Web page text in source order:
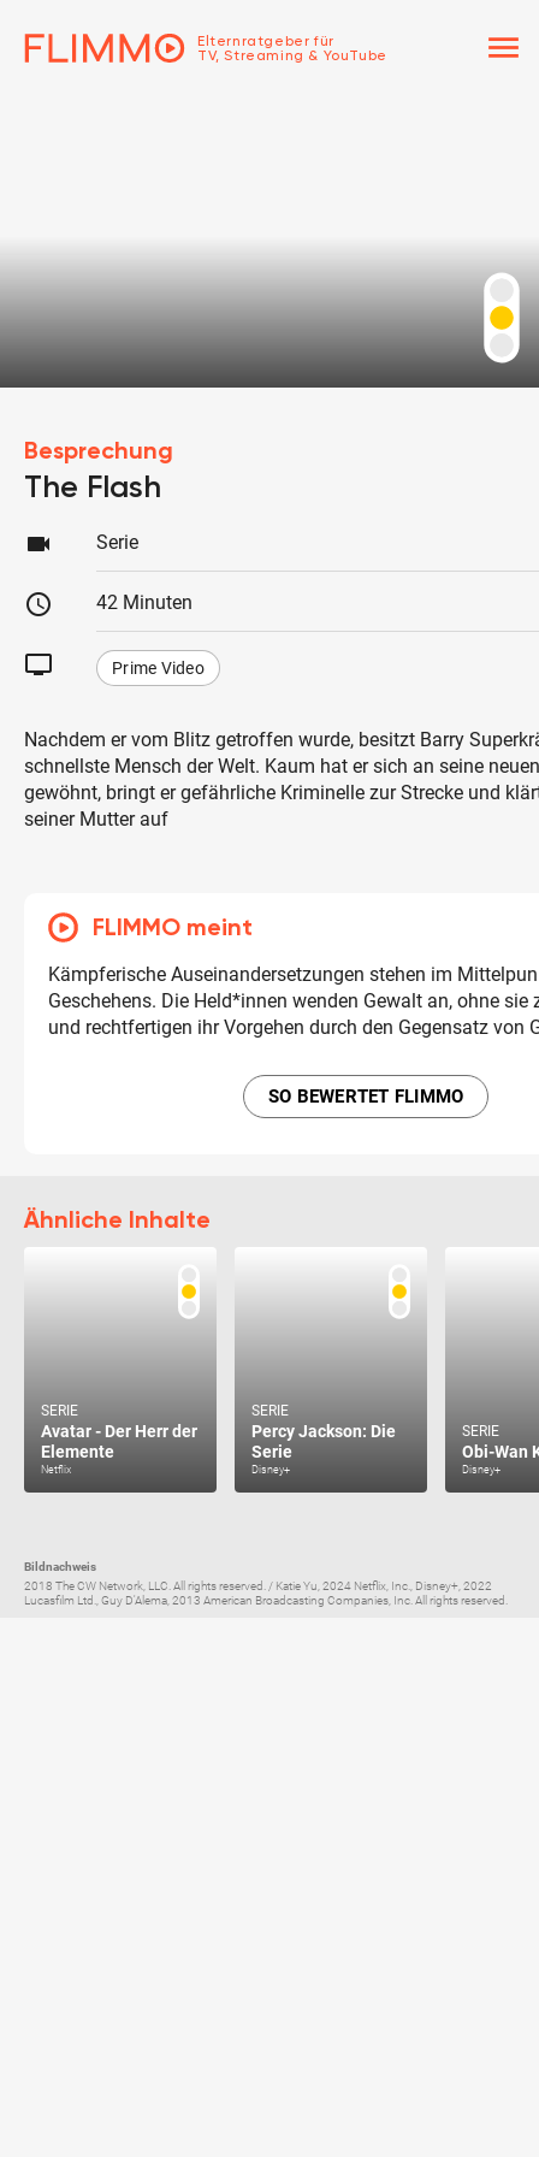
Elternratgeber für
TV, Streaming & YouTube
menu
Besprechung
The Flash
videocam Serie
schedule 42 Minuten
tv Prime Video
Nachdem er vom Blitz getroffen wurde, besitzt Barry
schnellste Mensch der Welt. Kaum hat er sich an seine
gewöhnt, bringt er gefährliche Kriminelle zur Strecke und
seiner Mutter auf
FLIMMO meint
Kämpferische Auseinandersetzungen stehen im
Geschehens. Die Held*innen wenden Gewalt an, ohne sie
und rechtfertigen ihr Vorgehen durch den Gegensatz von
SO BEWERTET FLIMMO
Ähnliche Inhalte
SERIE
Avatar - Der Herr der
Elemente
Netflix
SERIE
Percy Jackson: Die
Serie
Disney+
SERIE
Obi-Wan
Disney+
Bildnachweis
2018 The CW Network, LLC. All rights reserved. / Katie Yu, 2024 Netflix, Inc., Disney+, 2022
Lucasfilm Ltd., Guy D'Alema, 2013 American Broadcasting Companies, Inc. All rights reserved.